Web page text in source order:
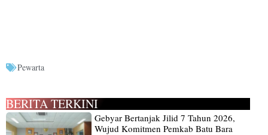
Pewarta
BERITA TERKINI
Gebyar Bertanjak Jilid 7 Tahun 2026,
Wujud Komitmen Pemkab Batu Bara